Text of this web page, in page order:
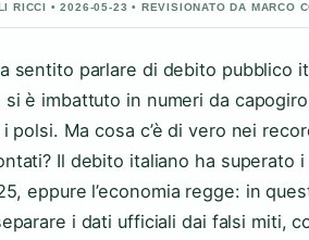
RICCI • 2026-05-23 • REVISIONATO DA MARCO
sentito parlare di debito pubblico
si è imbattuto in numeri da
polsi. Ma cosa c’è di vero nei
Il debito italiano ha superato
eppure l’economia regge: in
i dati ufficiali dai falsi miti,